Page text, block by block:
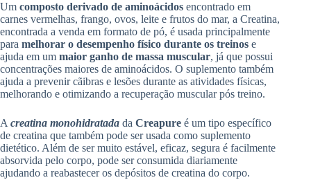
Um composto derivado de aminoácidos encontrado em
carnes vermelhas, frango, ovos, leite e frutos do mar, a Creatina,
encontrada a venda em formato de pó, é usada principalmente
para melhorar o desempenho físico durante os treinos e
ajuda em um maior ganho de massa muscular, já que possui
concentrações maiores de aminoácidos. O suplemento também
ajuda a prevenir cãibras e lesões durante as atividades físicas,
melhorando e otimizando a recuperação muscular pós treino.
A creatina monohidratada da Creapure é um tipo específico
de creatina que também pode ser usada como suplemento
dietético. Além de ser muito estável, eficaz, segura é facilmente
absorvida pelo corpo, pode ser consumida diariamente
ajudando a reabastecer os depósitos de creatina do corpo.